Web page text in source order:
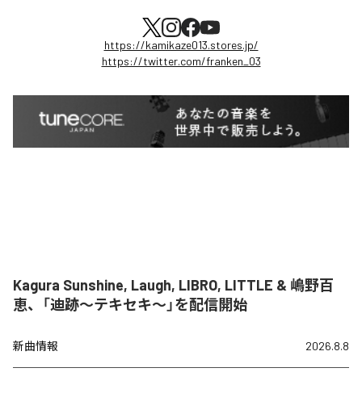
https://kamikaze013.stores.jp/
https://twitter.com/franken_03
Kagura Sunshine, Laugh, LIBRO, LITTLE & 嶋野百
恵、「迪跡〜テキセキ〜」を配信開始
新曲情報 2026.8.8